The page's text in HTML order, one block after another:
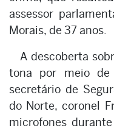
assessor
Morais, de 37 anos.
A descoberta
tona por meio de
secretário de
do Norte, coronel
microfones